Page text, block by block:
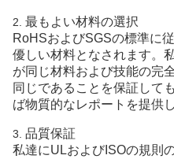
2. 最もよい材料の選択
RoHSおよびSGSの標準に
優しい材料となされます。
が同じ材料および技能の完
同じであることを保証して
ば物質的なレポートを提供
3. 品質保証
私達にULおよびISOの規則